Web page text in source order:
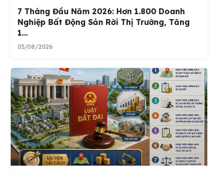
7 Tháng Đầu Năm 2026: Hơn 1.800 Doanh
Nghiệp Bất Động Sản Rời Thị Trường, Tăng
1...
05/08/2026